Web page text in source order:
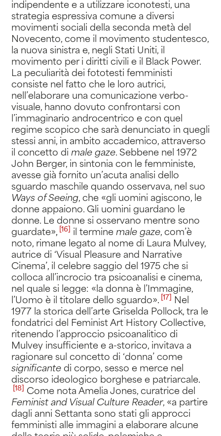
indipendente e a utilizzare iconotesti, una
strategia espressiva comune a diversi
movimenti sociali della seconda metà del
Novecento, come il movimento studentesco,
la nuova sinistra e, negli Stati Uniti, il
movimento per i diritti civili e il Black Power.
La peculiarità dei fototesti femministi
consiste nel fatto che le loro autrici,
nell’elaborare una comunicazione verbo-
visuale, hanno dovuto confrontarsi con
l’immaginario androcentrico e con quel
regime scopico che sarà denunciato in quegli
stessi anni, in ambito accademico, attraverso
il concetto di male gaze. Sebbene nel 1972
John Berger, in sintonia con le femministe,
avesse già fornito un’acuta analisi dello
sguardo maschile quando osservava, nel suo
Ways of Seeing, che «gli uomini agiscono, le
donne appaiono. Gli uomini guardano le
donne. Le donne si osservano mentre sono
guardate», [16] il termine male gaze, com’è
noto, rimane legato al nome di Laura Mulvey,
autrice di ‘Visual Pleasure and Narrative
Cinema’, il celebre saggio del 1975 che si
colloca all’incrocio tra psicoanalisi e cinema,
nel quale si legge: «la donna è l’Immagine,
l’Uomo è il titolare dello sguardo». [17]
Nel
1977 la storica dell’arte Griselda Pollock, tra le
fondatrici del Feminist Art History Collective,
ritenendo l’approccio psicoanalitico di
Mulvey insufficiente e a-storico, invitava a
ragionare sul concetto di ‘donna’ come
significantedi corpo, sesso e merce nel
discorso ideologico borghese e patriarcale.
[18]
Come nota Amelia Jones, curatrice del
Feminist and Visual Culture Reader, «a partire
dagli anni Settanta sono stati gli approcci
femministi alle immagini a elaborare alcune